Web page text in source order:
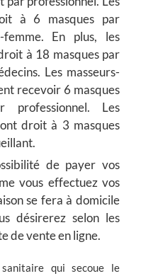
à 6 masques par
En plus, les
à 18 masques par
Les masseurs-
recevoir 6 masques
Les
droit à 3 masques
de payer vos
vous effectuez vos
se fera à domicile
désirerez selon les
de vente en ligne.
qui secoue le